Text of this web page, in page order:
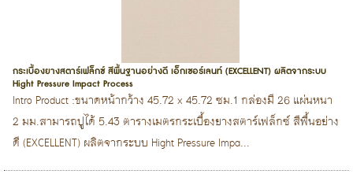
กระเบื้องยางสตาร์เฟล็กซ์ สีพื้นฐานอย่างดี เอ็กเซอร์เลนท์ (EXCELLENT) ผลิตจากระบบ
Hight Pressure Impact Process
Intro Product :ขนาดหน้ากว้าง 45.72 x 45.72 ซม.1 กล่องมี 26 แผ่นหนา
2 มม.สามารถปูได้ 5.43 ตารางเมตรกระเบื้องยางสตาร์เฟล็กซ์ สีพื้นอย่าง
ดี (EXCELLENT) ผลิตจากระบบ Hight Pressure Impa...